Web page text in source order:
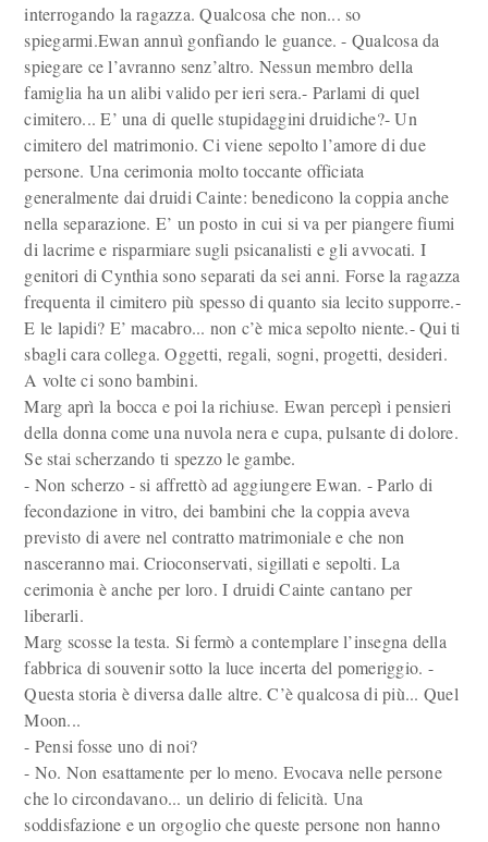
interrogando la ragazza. Qualcosa che non... so
spiegarmi.Ewan annuì gonfiando le guance. - Qualcosa da
spiegare ce l’avranno senz’altro. Nessun membro della
famiglia ha un alibi valido per ieri sera.- Parlami di quel
cimitero... E’ una di quelle stupidaggini druidiche?- Un
cimitero del matrimonio. Ci viene sepolto l’amore di due
persone. Una cerimonia molto toccante officiata
generalmente dai druidi Cainte: benedicono la coppia anche
nella separazione. E’ un posto in cui si va per piangere fiumi
di lacrime e risparmiare sugli psicanalisti e gli avvocati. I
genitori di Cynthia sono separati da sei anni. Forse la ragazza
frequenta il cimitero più spesso di quanto sia lecito supporre.-
E le lapidi? E’ macabro... non c’è mica sepolto niente.- Qui ti
sbagli cara collega. Oggetti, regali, sogni, progetti, desideri.
A volte ci sono bambini.
Marg aprì la bocca e poi la richiuse. Ewan percepì i pensieri
della donna come una nuvola nera e cupa, pulsante di dolore.
Se stai scherzando ti spezzo le gambe.
- Non scherzo - si affrettò ad aggiungere Ewan. - Parlo di
fecondazione in vitro, dei bambini che la coppia aveva
previsto di avere nel contratto matrimoniale e che non
nasceranno mai. Crioconservati, sigillati e sepolti. La
cerimonia è anche per loro. I druidi Cainte cantano per
liberarli.
Marg scosse la testa. Si fermò a contemplare l’insegna della
fabbrica di souvenir sotto la luce incerta del pomeriggio. -
Questa storia è diversa dalle altre. C’è qualcosa di più... Quel
Moon...
- Pensi fosse uno di noi?
- No. Non esattamente per lo meno. Evocava nelle persone
che lo circondavano... un delirio di felicità. Una
soddisfazione e un orgoglio che queste persone non hanno